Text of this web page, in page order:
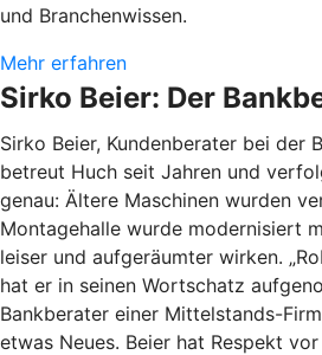
und Branchenwissen.
Mehr erfahren
Sirko Beier: Der
Sirko Beier, Kundenberater bei der
betreut Huch seit Jahren und
genau: Ältere Maschinen wurden
Montagehalle wurde modernisiert
leiser und aufgeräumter wirken.
hat er in seinen Wortschatz
Bankberater einer Mittelstands-
etwas Neues. Beier hat Respekt